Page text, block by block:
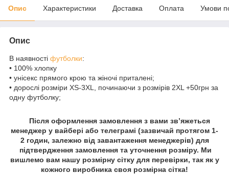
Опис Характеристики Доставка Оплата Умови
Опис
В наявності футболки:
• 100% хлопку
• унісекс прямого крою та жіночі приталені;
• дорослі розміри XS-3XL, починаючи з розмірів 2XL +50грн за
одну футболку;
Після оформлення замовлення з вами зв’яжеться
менеджер у вайбері або телеграмі (зазвичай протягом 1-
2 годин, залежно від завантаження менеджерів) для
підтвердження замовлення та уточнення розміру. Ми
вишлемо вам нашу розмірну сітку для перевірки, так як у
кожного виробника своя розмірна сітка!